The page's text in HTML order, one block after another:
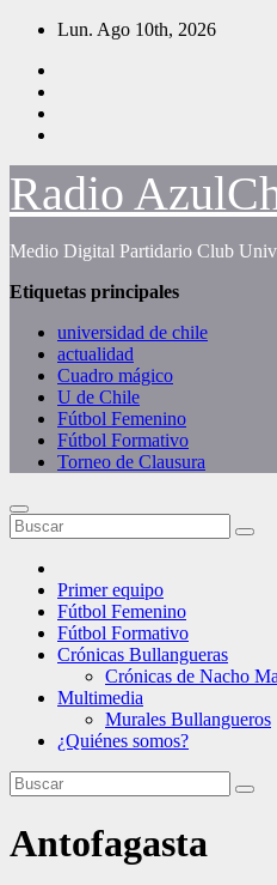
Saltar
contenido
Lun. Ago 10th, 2026
Radio
Medio Digital Partidario Club
Etiquetas principales
universidad de chile
actualidad
Cuadro mágico
U de Chile
Fútbol Femenino
Fútbol Formativo
Torneo de Clausura
Primer equipo
Fútbol Femenino
Fútbol Formativo
Crónicas Bullangueras
Crónicas de Nacho
Multimedia
Murales Bullangueros
¿Quiénes somos?
Antofagasta